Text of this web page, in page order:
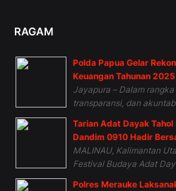
RAGAM
Polda Papua Gelar
Keuangan Tahunan 2025
Jayapura – Dalam
transparansi, dan
Tarian Adat Dayak
Dandim 0910 Hadir
MALINAU, Kalimantan
Festival Budaya Adat
Polres Merauke